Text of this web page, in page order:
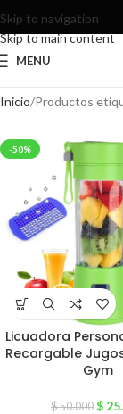
Skip to navigation
Skip to main content
MENU
Inicio Productos
-50%
Licuadora
Recargable
Gym
$50.000 $